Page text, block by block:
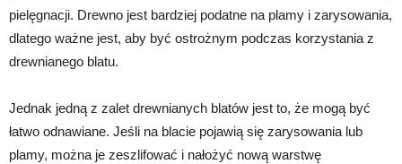
pielęgnacji. Drewno jest bardziej podatne na plamy i zarysowania,
dlatego ważne jest, aby być ostrożnym podczas korzystania z
drewnianego blatu.
Jednak jedną z zalet drewnianych blatów jest to, że mogą być
łatwo odnawiane. Jeśli na blacie pojawią się zarysowania lub
plamy, można je zeszlifować i nałożyć nową warstwę